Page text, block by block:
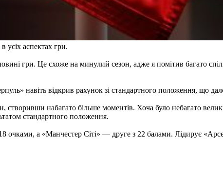
усіх аспектах гри.
гри. Це схоже на минулий сезон, адже я помітив багато
навіть відкрив рахунок зі стандартного положення, що
набагато більше моментів. Хоча було небагато
стандартного положення.
очками, а «Манчестер Сіті» — друге з 22 балами. Лідирує